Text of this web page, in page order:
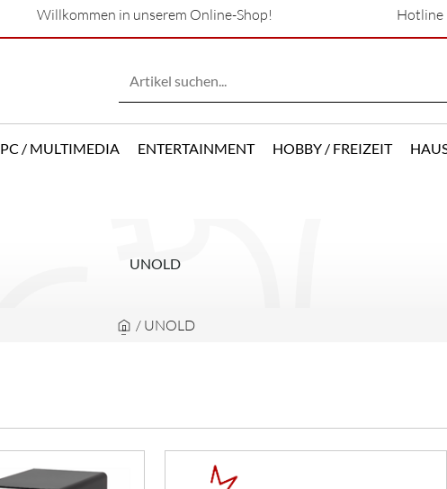
Willkommen in unserem Online-Shop! Hotline
PC / MULTIMEDIA ENTERTAINMENT HOBBY / FREIZEIT
UNOLD
/ UNOLD